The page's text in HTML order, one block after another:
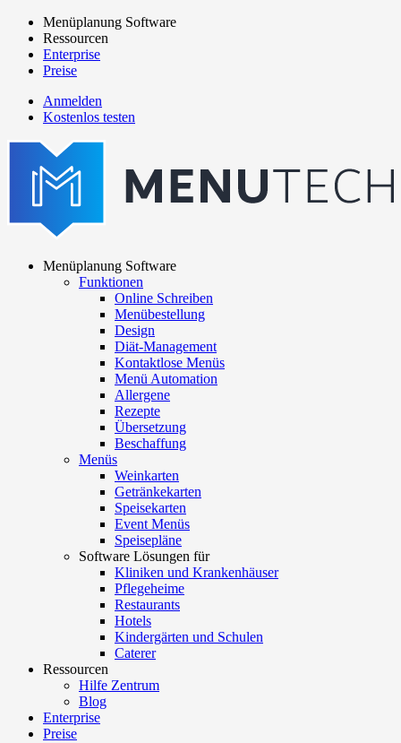
Direkt
zum
Inhalt
Main
navigation
Menüplanung Software
Ressourcen
Enterprise
Preise
menutech
navigation
Anmelden
Kostenlos testen
navigation
Menüplanung Software
Funktionen
Online Schreiben
Menübestellung
Design
Diät-Management
Kontaktlose Menüs
Menü Automation
Allergene
Rezepte
Übersetzung
Beschaffung
Menüs
Weinkarten
Getränkekarten
Speisekarten
Event Menüs
Speisepläne
Software Lösungen für
Kliniken und Krankenhäuser
Pflegeheime
Restaurants
Hotels
Kindergärten und Schulen
Caterer
Ressourcen
Hilfe Zentrum
Blog
Enterprise
Preise